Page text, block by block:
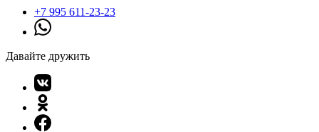
+7 995 611-23-23
Давайте дружить